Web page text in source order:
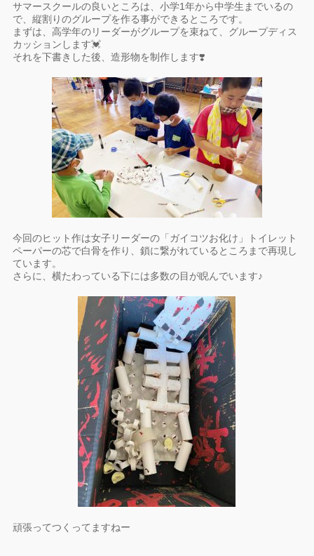
サマースクールの良いところは、小学1年から中学生までいるの
で、縦割りのグループを作る事ができるところです。
まずは、高学年のリーダーがグループを束ねて、グループディス
カッションします💓
それを下書きした後、造形物を制作します❣️
今回のヒット作は女子リーダーの「ガイコツお化け」トイレット
ペーパーの芯で白骨を作り、鎖に繋がれているところまで再現し
ています。
さらに、横たわっている下には多数の目が睨んでいます♪
頑張ってつくってますねー